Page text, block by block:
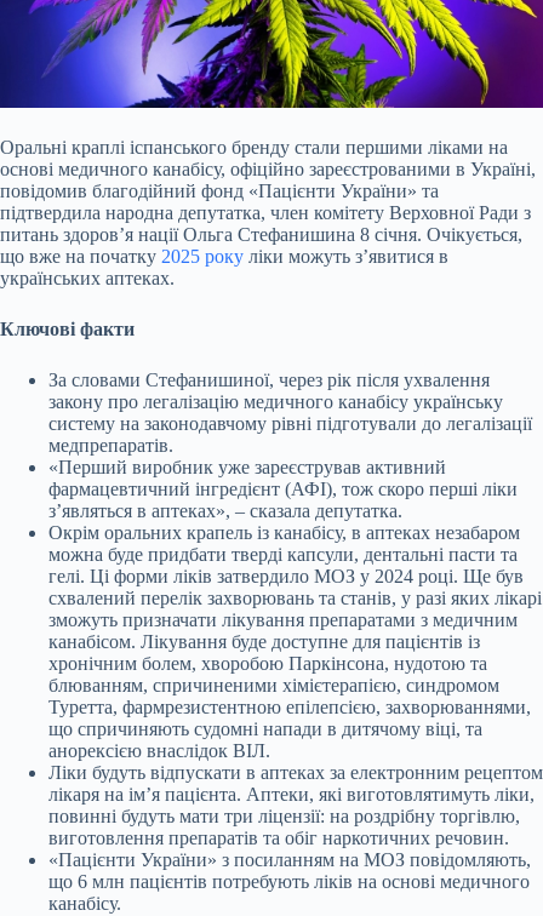
Оральні краплі іспанського бренду стали першими ліками на
основі медичного канабісу, офіційно зареєстрованими в Україні,
повідомив благодійний фонд «Пацієнти України» та
підтвердила народна депутатка, член комітету Верховної Ради з
питань здоров’я нації Ольга Стефанишина 8 січня. Очікується,
що вже на початку 2025 року ліки можуть зʼявитися в
українських аптеках.
Ключові факти
За словами Стефанишиної, через рік після ухвалення
закону про легалізацію медичного канабісу українську
систему на законодавчому рівні підготували до легалізації
медпрепаратів.
«Перший виробник уже зареєстрував активний
фармацевтичний інгредієнт (АФІ), тож скоро перші ліки
з’являться в аптеках», – сказала депутатка.
Окрім оральних крапель із канабісу, в аптеках незабаром
можна буде придбати тверді капсули, дентальні пасти та
гелі. Ці форми ліків затвердило МОЗ у 2024 році. Ще був
схвалений перелік захворювань та станів, у разі яких лікарі
зможуть призначати лікування препаратами з медичним
канабісом. Лікування буде доступне для пацієнтів із
хронічним болем, хворобою Паркінсона, нудотою та
блюванням, спричиненими хімієтерапією, синдромом
Туретта, фармрезистентною епілепсією, захворюваннями,
що спричиняють судомні напади в дитячому віці, та
анорексією внаслідок ВІЛ.
Ліки будуть відпускати в аптеках за електронним рецептом
лікаря на імʼя пацієнта. Аптеки, які виготовлятимуть ліки,
повинні будуть мати три ліцензії: на роздрібну торгівлю,
виготовлення препаратів та обіг наркотичних речовин.
«Пацієнти України» з посиланням на МОЗ повідомляють,
що 6 млн пацієнтів потребують ліків на основі медичного
канабісу.